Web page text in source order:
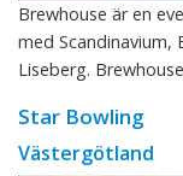
Brewhouse är en
med
Liseberg.
Star Bowling
Västergötland